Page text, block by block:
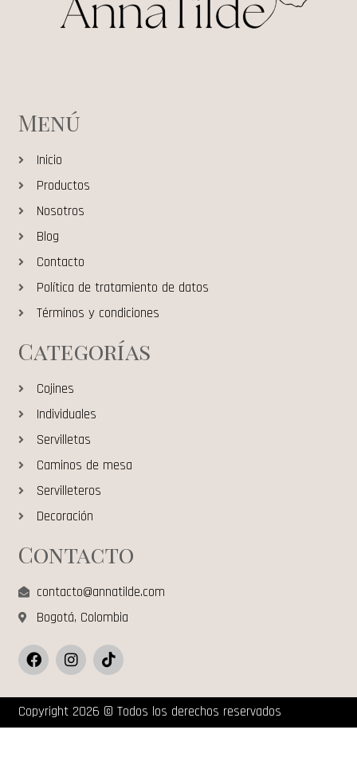
Menú
Inicio
Productos
Nosotros
Blog
Contacto
Política de tratamiento de datos
Términos y condiciones
Categorías
Cojines
Individuales
Servilletas
Caminos de mesa
Servilleteros
Decoración
Contacto
contacto@annatilde.com
Bogotá, Colombia
Copyright 2026 © Todos los derechos reservados